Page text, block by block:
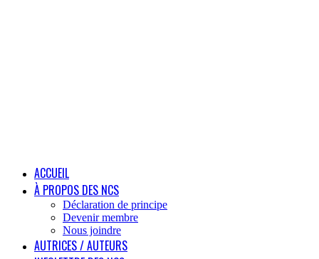
ACCUEIL
À PROPOS DES NCS
Déclaration de principe
Devenir membre
Nous joindre
AUTRICES / AUTEURS